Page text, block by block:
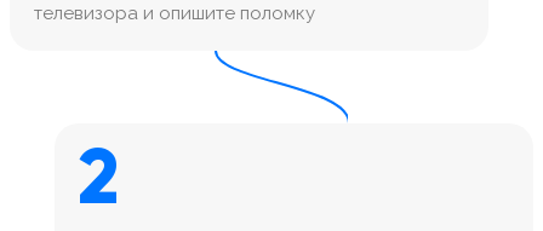
телевизора и опишите поломку
2